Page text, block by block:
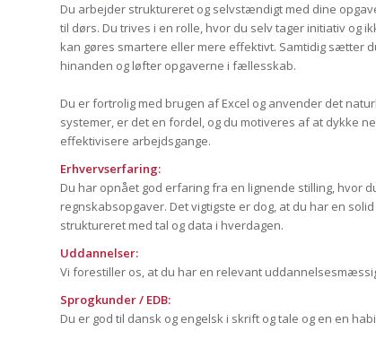
Du arbejder struktureret og selvstændigt med dine
til dørs. Du trives i en rolle, hvor du selv tager initiativ og
kan gøres smartere eller mere effektivt. Samtidig sætter
hinanden og løfter opgaverne i fællesskab.
Du er fortrolig med brugen af Excel og anvender det
systemer, er det en fordel, og du motiveres af at dykke
effektivisere arbejdsgange.
Erhvervserfaring:
Du har opnået god erfaring fra en lignende stilling, hvor
regnskabsopgaver. Det vigtigste er dog, at du har en
struktureret med tal og data i hverdagen.
Uddannelser:
Vi forestiller os, at du har en relevant
Sprogkunder / EDB:
Du er god til dansk og engelsk i skrift og tale og en en